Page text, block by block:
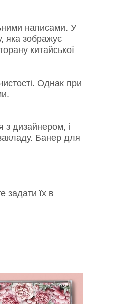
написами. У
яка зображує
китайської
Однак при
дизайнером, і
Банер для
задати їх в